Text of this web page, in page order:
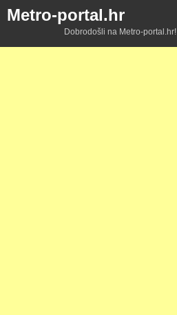
Metro-portal.hr
Dobrodošli na Metro-portal.hr!